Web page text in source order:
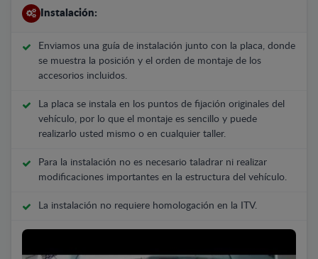
Instalación:
Enviamos una guía de instalación junto con la placa, donde
se muestra la posición y el orden de montaje de los
accesorios incluidos.
La placa se instala en los puntos de fijación originales del
vehículo, por lo que el montaje es sencillo y puede
realizarlo usted mismo o en cualquier taller.
Para la instalación no es necesario taladrar ni realizar
modificaciones importantes en la estructura del vehículo.
La instalación no requiere homologación en la ITV.